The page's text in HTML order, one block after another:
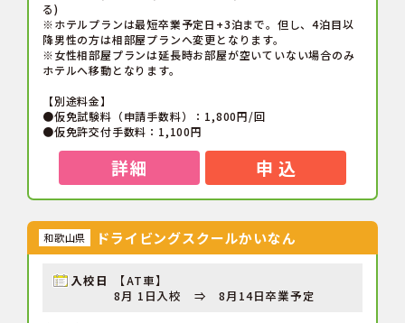
る)
※ホテルプランは最短卒業予定日+3泊まで。但し、4泊目以
降男性の方は相部屋プランへ変更となります。
※女性相部屋プランは延長時お部屋が空いていない場合のみ
ホテルへ移動となります。
【別途料金】
●仮免試験料（申請手数料）：1,800円/回
●仮免許交付手数料：1,100円
詳細 申 込
和歌山県 ドライビングスクールかいなん
入校日
【AT車】
8月 1日入校 ⇒ 8月14日卒業予定